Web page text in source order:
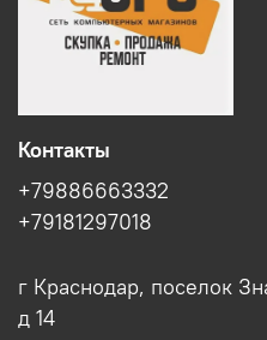
Контакты
+79886663332
+79181297018
г Краснодар, поселок
д 14